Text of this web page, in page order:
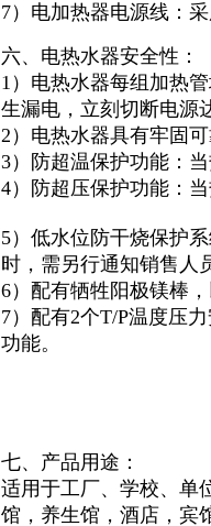
7）电加热器电源线：
六、电热水器安全性：
1）电热水器每组加热
生漏电，立刻切断电源
2）电热水器具有牢固可
3）防超温保护功能：
4）防超压保护功能：
5）低水位防干烧保护
时，需另行通知销售人
6）配有牺牲阳极镁棒
7）配有2个T/P温度压
功能。
七、产品用途：
适用于工厂、学校、单
馆， 养生馆，酒店，宾